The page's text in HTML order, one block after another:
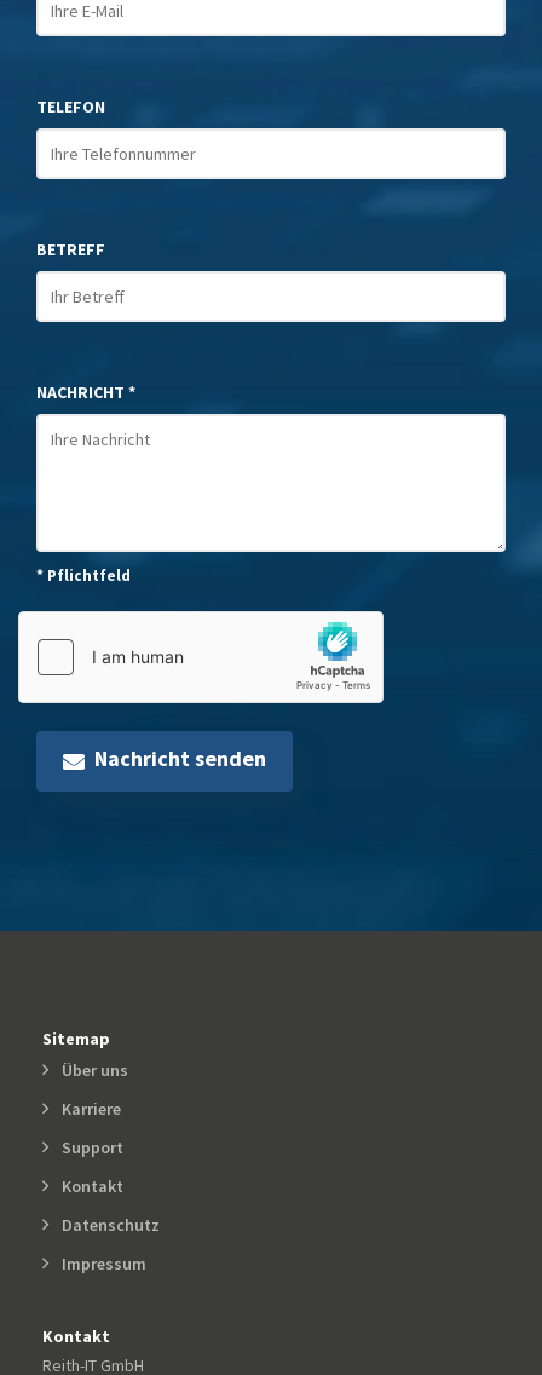
TELEFON
BETREFF
NACHRICHT *
* Pflichtfeld
Nachricht senden
Sitemap
Über uns
Karriere
Support
Kontakt
Datenschutz
Impressum
Kontakt
Reith-IT GmbH